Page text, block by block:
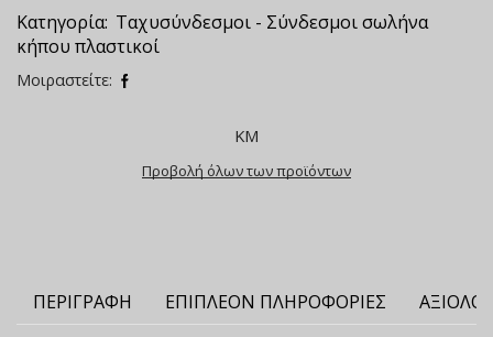
Κατηγορία: Ταχυσύνδεσμοι - Σύνδεσμοι σωλήνα
κήπου πλαστικοί
Μοιραστείτε:
ΚΜ
Προβολή όλων των προϊόντων
ΠΕΡΙΓΡΑΦΉ ΕΠΙΠΛΈΟΝ ΠΛΗΡΟΦΟΡΊΕΣ